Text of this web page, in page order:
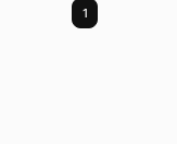
1